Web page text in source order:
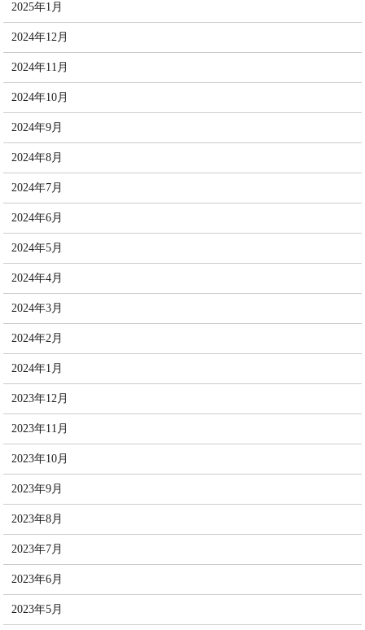
2025年1月
2024年12月
2024年11月
2024年10月
2024年9月
2024年8月
2024年7月
2024年6月
2024年5月
2024年4月
2024年3月
2024年2月
2024年1月
2023年12月
2023年11月
2023年10月
2023年9月
2023年8月
2023年7月
2023年6月
2023年5月